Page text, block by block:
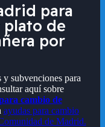
para
plato de
por
subvenciones para
aquí sobre
cambio de
ayudas para cambio
de Madrid.